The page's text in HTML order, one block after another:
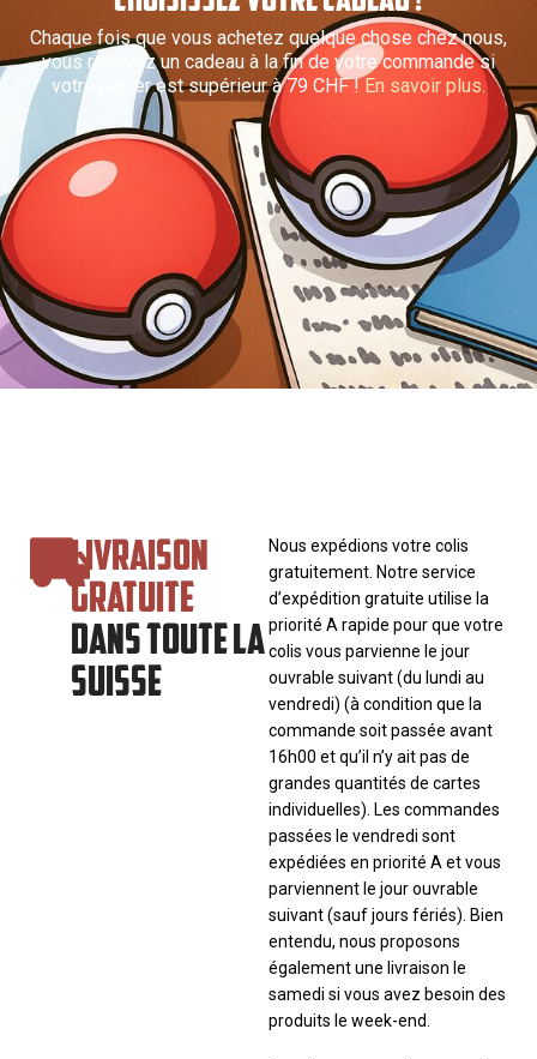
Chaque fois que vous achetez quelque chose chez nous,
vous recevez un cadeau à la fin de votre commande si
votre panier est supérieur à 79 CHF !En savoir plus.
LIVRAISON
GRATUITE
DANS TOUTE LA
SUISSE
Nous expédions votre colis
gratuitement. Notre service
d’expédition gratuite utilise la
priorité A rapide pour que votre
colis vous parvienne le jour
ouvrable suivant (du lundi au
vendredi) (à condition que la
commande soit passée avant
16h00 et qu’il n’y ait pas de
grandes quantités de cartes
individuelles). Les commandes
passées le vendredi sont
expédiées en priorité A et vous
parviennent le jour ouvrable
suivant (sauf jours fériés). Bien
entendu, nous proposons
également une livraison le
samedi si vous avez besoin des
produits le week-end.